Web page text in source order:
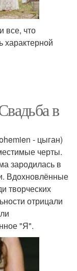
все, что
характерной
в
- цыган)
черты.
зародилась в
Вдохновлённые
творческих
отрицали
"Я".